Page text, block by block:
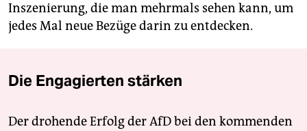
Inszenierung, die man mehrmals sehen kann, um
jedes Mal neue Bezüge darin zu entdecken.
Die Engagierten stärken
Der drohende Erfolg der AfD bei den kommenden